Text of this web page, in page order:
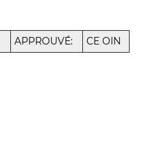
APPROUVÉ: CE OIN